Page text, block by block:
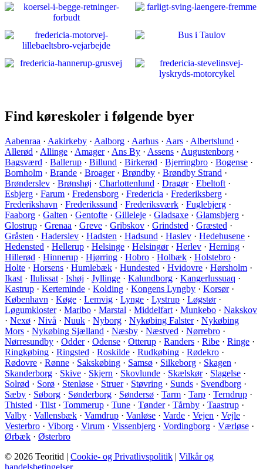
Find køreskoler i følgende byer
Aabenraa · Aakirkeby · Aalborg · Aarhus · Aars · Albertslund ·
Allerød · Allinge · Amager· Ans By · Assens · Augustenborg ·
Bagsværd · Ballerup · Billund · Birkerød · Bjerringbro · Bogense ·
Bornholm · Brande · Broager· Brøndby · Brøndby Strand ·
Brønderslev · Brønshøj · Charlottenlund · Dragør· Ebeltoft ·
Esbjerg · Farum · Fredensborg · Fredericia · Frederiksberg ·
Frederikshavn · Frederikssund · Frederiksværk · Fuglebjerg ·
Faaborg · Galten · Gentofte · Gilleleje · Gladsaxe · Glamsbjerg ·
Glostrup · Grenaa · Greve · Gribskov · Grindsted · Græsted ·
Gråsten · Haderslev · Hadsten · Hadsund · Haslev · Hedehusene ·
Hedensted · Hellerup · Helsinge · Helsingør· Herlev · Herning ·
Hillerød · Hinnerup · Hjørring · Hobro · Holbæk · Holstebro ·
Holte · Horsens · Humlebæk · Hundested · Hvidovre · Hørsholm ·
Ikast · Ilulissat · Ishøj · Jyllinge · Kalundborg · Kangerlussuaq ·
Kastrup · Kerteminde · Kolding · Kongens Lyngby · Korsør·
København · Køge · Lemvig · Lynge · Lystrup · Løgstør·
Løgumkloster· Maribo · Marstal · Middelfart · Munkebo · Nakskov
· Nexø · Nivå · Nuuk · Nyborg · Nykøbing Falster· Nykøbing
Mors · Nykøbing Sjælland · Næsby · Næstved · Nørrebro ·
Nørresundby · Odder· Odense · Otterup · Randers · Ribe · Ringe ·
Ringkøbing · Ringsted · Roskilde · Rudkøbing · Rødekro ·
Rødovre · Rønne · Sakskøbing · Samsø · Silkeborg · Skagen ·
Skanderborg · Skive · Skjern · Skovlunde · Skælskør· Slagelse ·
Solrød · Sorø · Stenløse · Struer· Støvring · Sunds · Svendborg ·
Sæby · Søborg · Sønderborg · Søndersø · Tarm · Tarp · Terndrup ·
Thisted · Tilst · Tommerup · Tune · Tønder· Tårnby · Taastrup ·
Valby · Vallensbæk · Vamdrup · Vanløse · Varde · Vejen · Vejle ·
Vesterbro · Viborg · Virum · Vissenbjerg · Vordingborg · Værløse ·
Ørbæk · Østerbro
© 2026 Teoritid | Cookie- og Privatlivspolitik | Vilkår og
handelsbetingelser